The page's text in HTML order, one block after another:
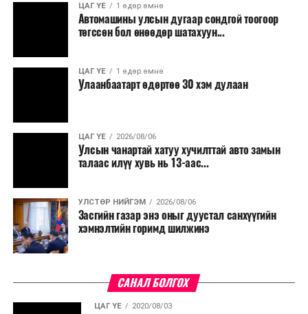
Мөн бүх шатны төсвийн ерөнхийлөн захирагч нарт
салбар бүрдээ урсгал зардлыг 20 хувиар бууруулах,
нөхөн томилгоо хийхгүй байх, аялал, амралт, зугаалга,
хамт олны урлаг, спортын арга хэмжээг зохион
байгуулахгүй байх, төрийн албанд шинэ орон тоо бий
сургалтыг цахим хэлбэрт шилжүүлэх, төрийн албан
хаагчдыг зарим өдрүүдэд цахимаар ажиллуулах арга
хэмжээг үргэлжлүүлэхийг үүрэг болголоо.
Төсвийн сахилга бат сайжирч, эдийн засгийн нөхцөл
байдал хэвийн болсон тохиолдолд эдгээр
хязгаарлалтыг үе шаттайгаар сулруулах юм.
ЦАГ ҮЕ 1 өдөр.өмнө
Автомашины улсын дугаар сондгой тоогоор
төгссөн бол өнөөдөр шатахуун...
ЦАГ ҮЕ 1 өдөр.өмнө
Улаанбаатарт өдөртөө 30 хэм дулаан
ЦАГ ҮЕ 2026/08/06
Улсын чанартай хатуу хучилттай авто замын
талаас илүү хувь нь 13-аас...
УЛСТӨР НИЙГЭМ 2026/08/06
Засгийн газар энэ оныг дуустал санхүүгийн
хэмнэлтийн горимд шилжинэ
САНАЛ БОЛГОХ
ЦАГ ҮЕ 2020/08/03